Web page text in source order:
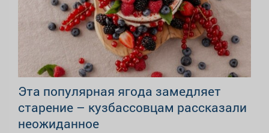
Эта популярная ягода замедляет
старение – кузбассовцам рассказали
неожиданное